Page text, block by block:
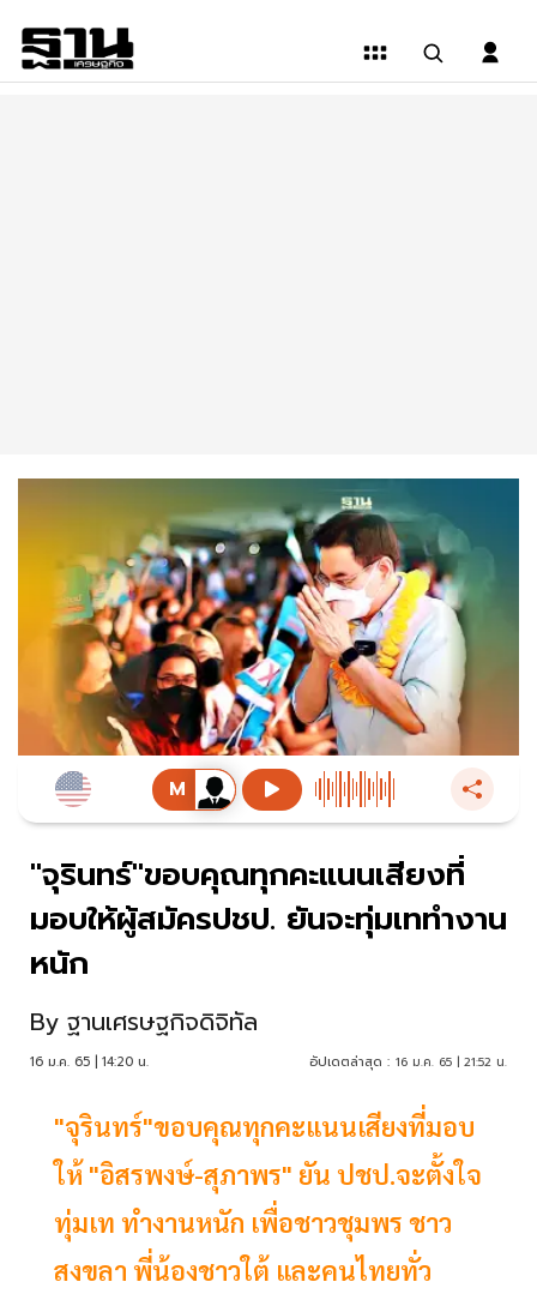
"จุรินทร์"ขอบคุณทุกคะแนนเสียงที่
มอบให้ผู้สมัครปชป. ยันจะทุ่มเททำงาน
หนัก
By ฐานเศรษฐกิจดิจิทัล
16 ม.ค. 65 | 14:20 น. อัปเดตล่าสุด : 16 ม.ค. 65 | 21:52 น.
"จุรินทร์"ขอบคุณทุกคะแนนเสียงที่มอบ
ให้ "อิสรพงษ์-สุภาพร" ยัน ปชป.จะตั้งใจ
ทุ่มเท ทำงานหนัก เพื่อชาวชุมพร ชาว
สงขลา พี่น้องชาวใต้ และคนไทยทั่ว